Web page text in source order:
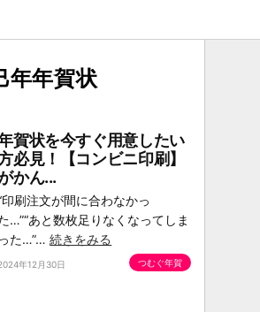
年年賀状
賀状を今すぐ用意したい
必見！【コンビニ印刷】
かん...
印刷注文が間に合わなかっ
…”“あと数枚足りなくなってしま
った…”…続きをみる
年12月30日 つむぐ年賀